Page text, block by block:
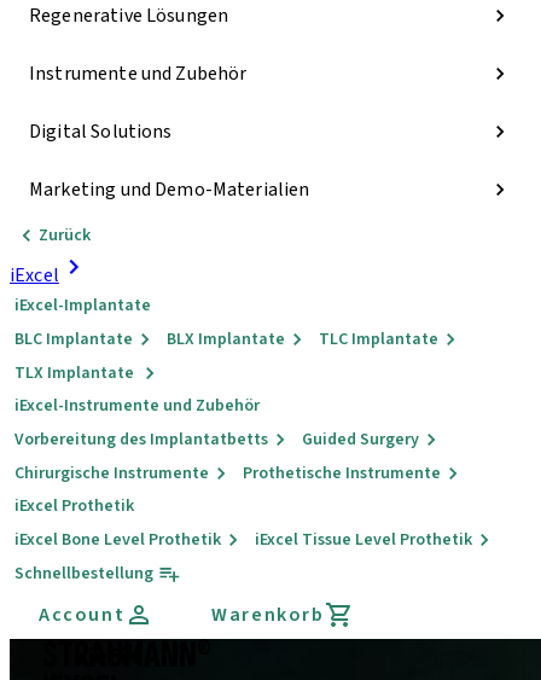
Regenerative Lösungen
Instrumente und Zubehör
Digital Solutions
Marketing und Demo-Materialien
Zurück
iExcel
iExcel-Implantate
BLC Implantate
BLX Implantate
TLC Implantate
TLX Implantate
iExcel-Instrumente und Zubehör
Vorbereitung des Implantatbetts
Guided Surgery
Chirurgische Instrumente
Prothetische Instrumente
iExcel Prothetik
iExcel Bone Level Prothetik
iExcel Tissue Level Prothetik
Schnellbestellung
Account Warenkorb
STRAUMANN®